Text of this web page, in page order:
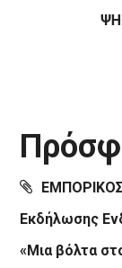
Εκδήλωσης
«Μια βόλτα